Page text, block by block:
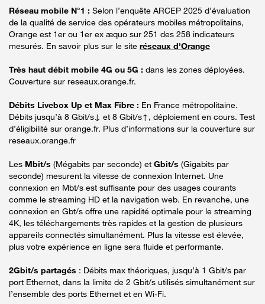
Réseau mobile N°1 : Selon l’enquête ARCEP 2025 d’évaluation
de la qualité de service des opérateurs mobiles métropolitains,
Orange est 1er ou 1er ex æquo sur 251 des 258 indicateurs
mesurés. En savoir plus sur le site réseaux d'Orange
Très haut débit mobile 4G ou 5G : dans les zones déployées.
Couverture sur reseaux.orange.fr.
Débits Livebox Up et Max Fibre : En France métropolitaine.
Débits jusqu’à 8 Gbit/s↓ et 8 Gbit/s↑, déploiement en cours. Test
d’éligibilité sur orange.fr. Plus d’informations sur la couverture sur
reseaux.orange.fr
Les Mbit/s (Mégabits par seconde) et Gbit/s (Gigabits par
seconde) mesurent la vitesse de connexion Internet. Une
connexion en Mbt/s est suffisante pour des usages courants
comme le streaming HD et la navigation web. En revanche, une
connexion en Gbt/s offre une rapidité optimale pour le streaming
4K, les téléchargements très rapides et la gestion de plusieurs
appareils connectés simultanément. Plus la vitesse est élevée,
plus votre expérience en ligne sera fluide et performante.
2Gbit/s partagés : Débits max théoriques, jusqu’à 1 Gbit/s par
port Ethernet, dans la limite de 2 Gbit/s utilisés simultanément sur
l’ensemble des ports Ethernet et en Wi-Fi.